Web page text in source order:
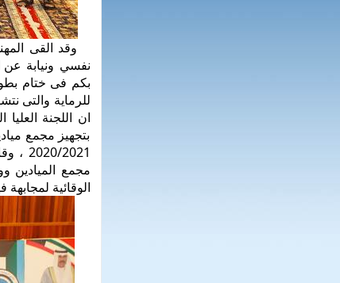
وقد القى
نفسي ونيابة عن
بكم فى ختام
للرماية والتى
ان اللجنة
بتجهيز مجمع
مجمع الميادين
الوقائية